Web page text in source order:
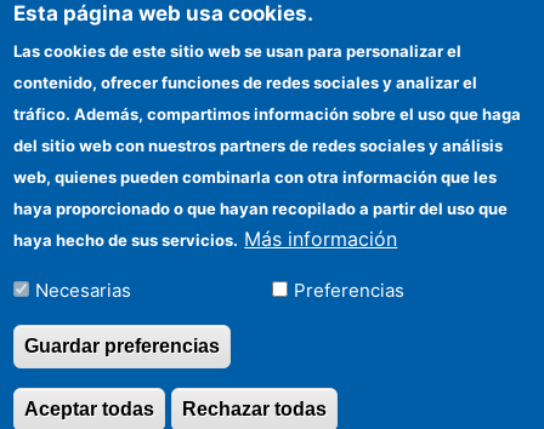
Instituto de Políticas y Bienes Públicos
IEGD
Sede electrónica CSIC
Organismos financiadores
Información para proveedores
Cómo llegar
©Copyright 2026 Todos los derechos reservados
Esta página web usa cookies.
Las cookies de este sitio web se usan para personalizar el
contenido, ofrecer funciones de redes sociales y analizar el
tráfico. Además, compartimos información sobre el uso que haga
del sitio web con nuestros partners de redes sociales y análisis
web, quienes pueden combinarla con otra información que les
haya proporcionado o que hayan recopilado a partir del uso que
haya hecho de sus servicios. Más información
Necesarias Preferencias
Guardar preferencias
Rechazar todas
Aceptar todas